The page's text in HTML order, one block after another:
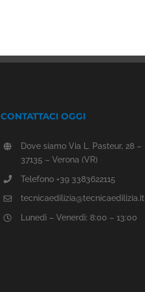
CONTATTACI OGGI
Dove siamo Via L. Pasteur, 28 –
37135 – Verona (VR)
Telefono +39 3383622115
tecnicaedilizia@tecnicaedilizia.it
Lunedì – Venerdì: 8:00 – 13:00